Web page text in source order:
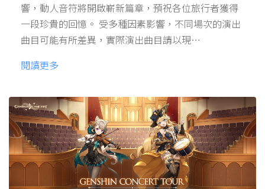
響，動人音符將開啟嶄新篇章，預祝各位旅行者獲得
一段珍貴的回憶。 受多種因素影響，不同場次的演出
曲目可能有所差異，實際演出曲目請以現…
閱讀更多